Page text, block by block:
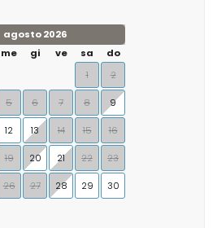
agosto 2026
me gi ve sa
do
1
2
5 6 7 8 9
12 13 14 15 16
19 20 21 22 23
26 27 28 29 30